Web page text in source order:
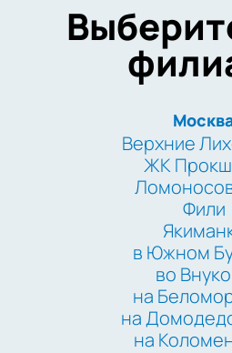
Верхние
ЖК
Фили
в Южном
во
на
на
на